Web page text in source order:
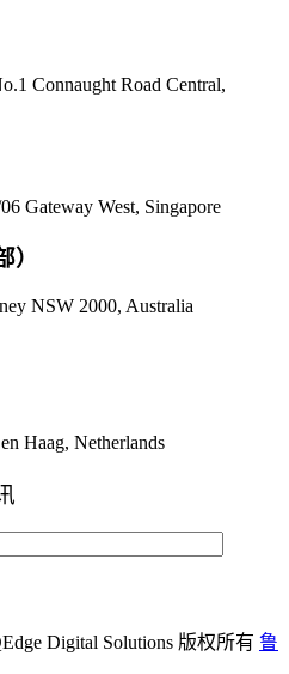
Connaught Road Central,
Gateway West, Singapore
NSW 2000, Australia
Haag, Netherlands
Digital Solutions 版权所有 鲁